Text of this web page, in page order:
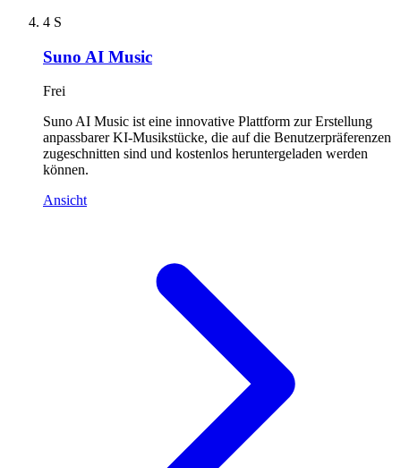
4 S
Suno AI Music
Frei
Suno AI Music ist eine innovative Plattform zur Erstellung
anpassbarer KI-Musikstücke, die auf die Benutzerpräferenzen
zugeschnitten sind und kostenlos heruntergeladen werden
können.
Ansicht